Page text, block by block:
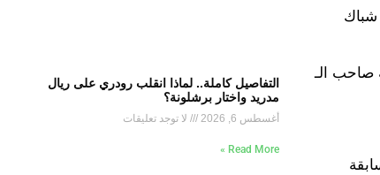
شباك
أسطورية صاحب الـ
المسابقة
التفاصيل كاملة.. لماذا انقلب رودري على ريال
مدريد واختار برشلونة؟
أغسطس 6, 2026 لا توجد تعليقات
Read More »